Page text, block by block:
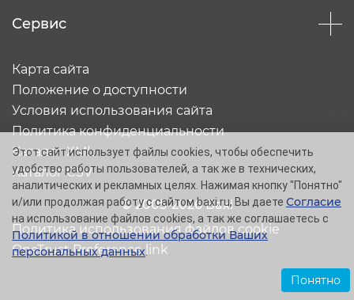
Сервис
© 2005-2026 Baxi
Карта сайта
Положение о доступности
Условия использования сайта
Политика конфиденциальности
Каталог XML
Каталог CSV
Политика использования файлов cookie
OneTrust Preference link
Этот сайт использует файлы cookies, чтобы обеспечить
удобство работы пользователей, а так же в технических,
аналитических и рекламных целях. Нажимая кнопку "Понятно"
и/или продолжая работу с сайтом baxi.ru, Вы даете Согласие
на использование файлов cookies, а так же соглашаетесь с
Политикой в отношении обработки Ваших
персональных данных.
Понятно